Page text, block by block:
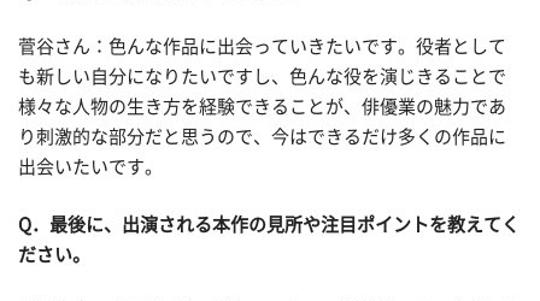
菅谷さん：色んな作品に出会っていきたいです。役者として
も新しい自分になりたいですし、色んな役を演じきることで
様々な人物の生き方を経験できることが、俳優業の魅力であ
り刺激的な部分だと思うので、今はできるだけ多くの作品に
出会いたいです。
Q ．最後に、出演される本作の見所や注目ポイントを教えてく
ださい。